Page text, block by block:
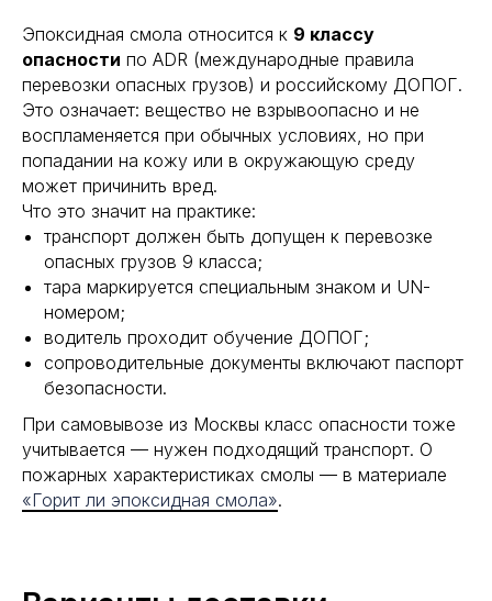
Эпоксидная смола относится к 9 классу
опасности по ADR (международные правила
перевозки опасных грузов) и российскому ДОПОГ.
Это означает: вещество не взрывоопасно и не
воспламеняется при обычных условиях, но при
попадании на кожу или в окружающую среду
может причинить вред.
Что это значит на практике:
транспорт должен быть допущен к перевозке
опасных грузов 9 класса;
тара маркируется специальным знаком и UN-
номером;
водитель проходит обучение ДОПОГ;
сопроводительные документы включают паспорт
безопасности.
При самовывозе из Москвы класс опасности тоже
учитывается — нужен подходящий транспорт. О
пожарных характеристиках смолы — в материале
«Горит ли эпоксидная смола».